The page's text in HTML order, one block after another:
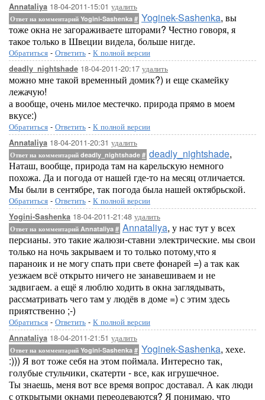
Annataliya 18-04-2011-15:01 удалить
Ответ на комментарий Yogini-Sashenka # Yoginek-Sashenka, вы
тоже окна не загораживаете шторами? Честно говоря, я
такое только в Швеции видела, больше нигде.
Обратиться - Ответить - К полной версии
deadly_nightshade 18-04-2011-20:17 удалить
можно мне такой временный домик?) и еще скамейку
лежачую!
а вообще, очень милое местечко. природа прямо в моем
вкусе:)
Обратиться - Ответить - К полной версии
Annataliya 18-04-2011-20:31 удалить
Ответ на комментарий deadly_nightshade # deadly_nightshade,
Наташ, вообще, природа там на карельскую немного
похожа. Да и погода от нашей где-то на месяц отличается.
Мы были в сентябре, так погода была нашей октябрьской.
Обратиться - Ответить - К полной версии
Yogini-Sashenka 18-04-2011-21:48 удалить
Ответ на комментарий Annataliya # Annataliya, у нас тут у всех
персианы. это такие жалюзи-ставни электрические. мы свои
только на ночь закрываем и то только потому,что я
параноик и не могу спать при свете фонарей =) а так как
уезжаем всё открыто ничего не занавешиваем и не
задвигаем. а ещё я люблю ходить в окна заглядывать,
рассматривать чего там у людёв в доме =) с этим здесь
приятственно ;-)
Обратиться - Ответить - К полной версии
Annataliya 18-04-2011-21:51 удалить
Ответ на комментарий Yogini-Sashenka # Yoginek-Sashenka, хехе.
:))) Я вот тоже себя на этом поймала. Интересно так,
голубые стульчики, скатерти - все, как игрушечное.
Ты знаешь, меня вот все время вопрос доставал. А как люди
с открытыми окнами переодеваются? Я понимаю, что